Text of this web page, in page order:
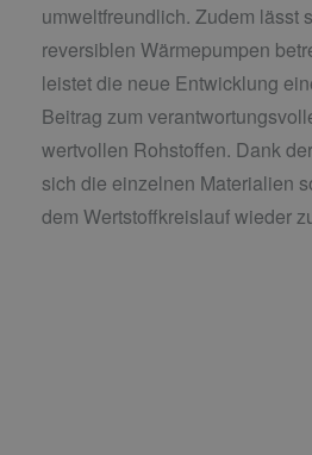
umweltfreundlich. Zudem lässt
reversiblen Wärmepumpen
leistet die neue Entwicklung
Beitrag zum
wertvollen Rohstoffen. Dank
sich die einzelnen Materialien
dem Wertstoffkreislauf wieder